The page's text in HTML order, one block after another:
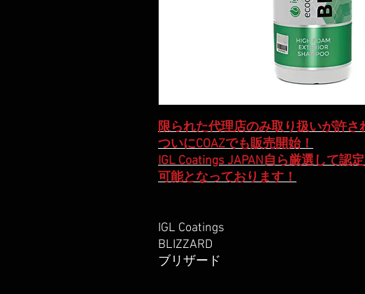
限られた代理店のみ取り扱いが許
ついにCOAZでも販売開始！
IGL Coatings JAPAN自ら厳選して認
可能となっております！
IGL Coatings
BLIZZARD
ブリザード